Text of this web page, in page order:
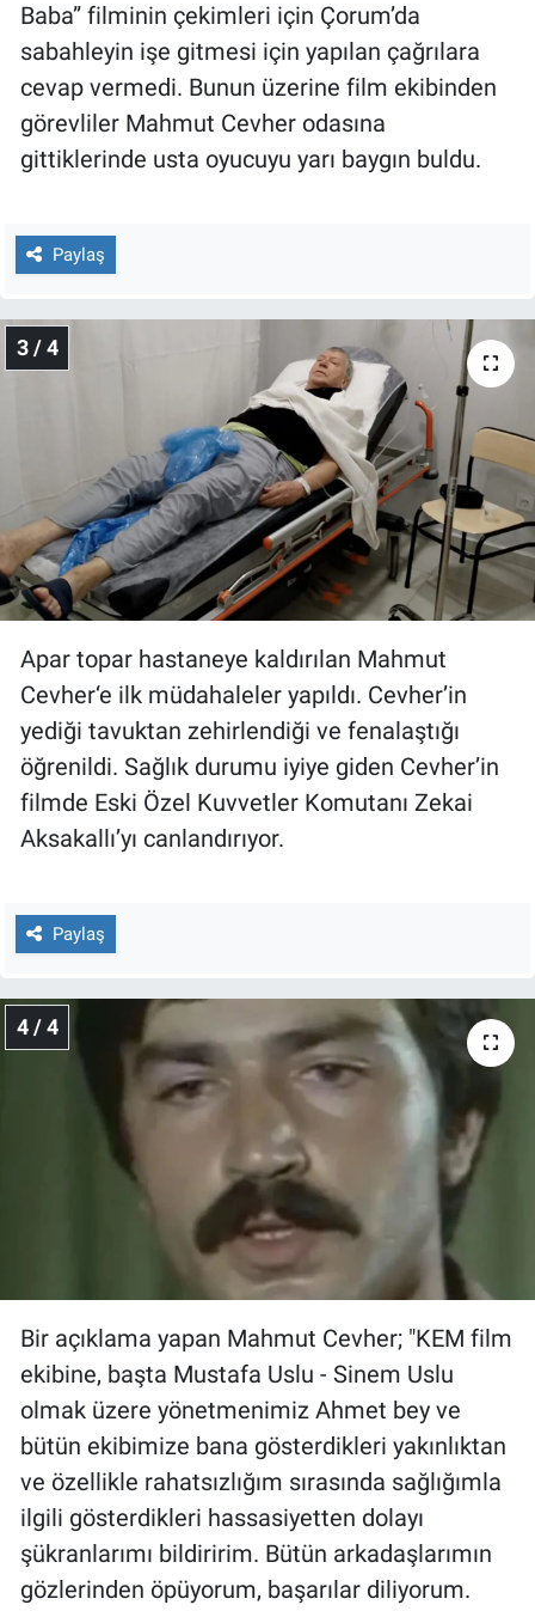
Baba” filminin çekimleri için Çorum’da
sabahleyin işe gitmesi için yapılan çağrılara
cevap vermedi. Bunun üzerine film ekibinden
görevliler Mahmut Cevher odasına
gittiklerinde usta oyucuyu yarı baygın buldu.
Paylaş
3 / 4
Apar topar hastaneye kaldırılan Mahmut
Cevher‘e ilk müdahaleler yapıldı. Cevher’in
yediği tavuktan zehirlendiği ve fenalaştığı
öğrenildi. Sağlık durumu iyiye giden Cevher’in
filmde Eski Özel Kuvvetler Komutanı Zekai
Aksakallı’yı canlandırıyor.
Paylaş
4 / 4
Bir açıklama yapan Mahmut Cevher; "KEM film
ekibine, başta Mustafa Uslu - Sinem Uslu
olmak üzere yönetmenimiz Ahmet bey ve
bütün ekibimize bana gösterdikleri yakınlıktan
ve özellikle rahatsızlığım sırasında sağlığımla
ilgili gösterdikleri hassasiyetten dolayı
şükranlarımı bildiririm. Bütün arkadaşlarımın
gözlerinden öpüyorum, başarılar diliyorum.
Yerel Yaşam
Canlı Yayın